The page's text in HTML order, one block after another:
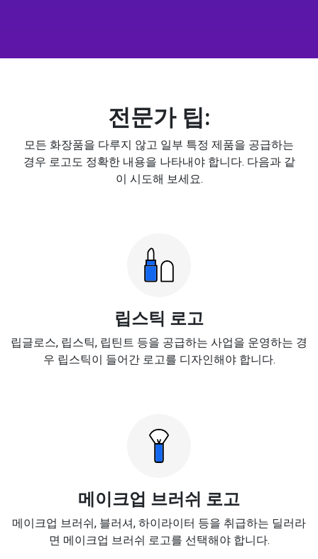
전문가 팁:
모든 화장품을 다루지 않고 일부 특정 제품을 공급하는
경우 로고도 정확한 내용을 나타내야 합니다. 다음과 같
이 시도해 보세요.
립스틱 로고
립글로스, 립스틱, 립틴트 등을 공급하는 사업을 운영하는 경
우 립스틱이 들어간 로고를 디자인해야 합니다.
메이크업 브러쉬 로고
메이크업 브러쉬, 블러셔, 하이라이터 등을 취급하는 딜러라
면 메이크업 브러쉬 로고를 선택해야 합니다.